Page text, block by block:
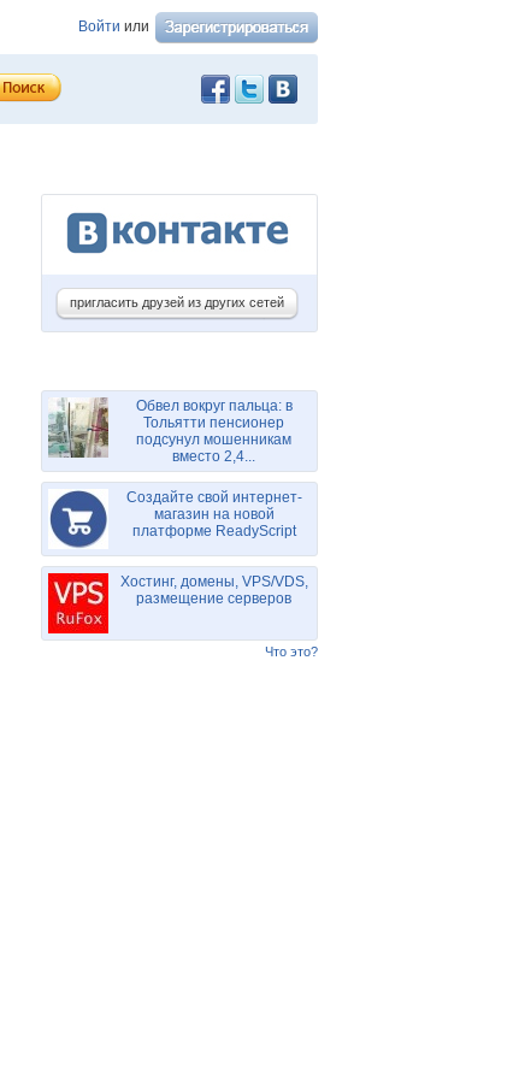
Войти или
пригласить друзей из других сетей
Обвел вокруг пальца: в
Тольятти пенсионер
подсунул мошенникам
вместо 2,4...
Создайте свой интернет-
магазин на новой
платформе ReadyScript
Хостинг, домены, VPS/VDS,
размещение серверов
Что это?